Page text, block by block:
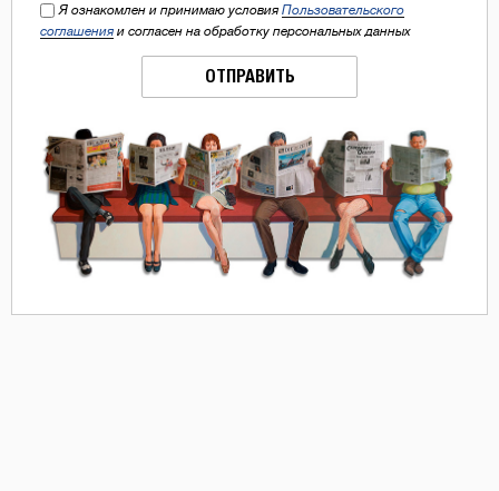
Я ознакомлен и принимаю условия Пользовательского
соглашения и согласен на обработку персональных данных
ОТПРАВИТЬ